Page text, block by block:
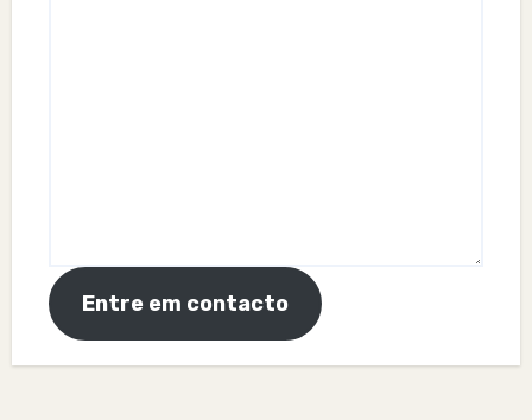
Entre em contacto